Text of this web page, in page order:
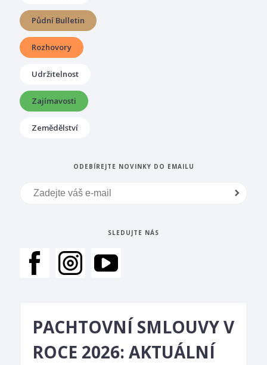
Půdní Bulletin
Rozhovory
Udržitelnost
Zajímavosti
Zemědělství
ODEBÍREJTE NOVINKY DO EMAILU
SLEDUJTE NÁS
PACHTOVNÍ SMLOUVY V
ROCE 2026: AKTUÁLNÍ